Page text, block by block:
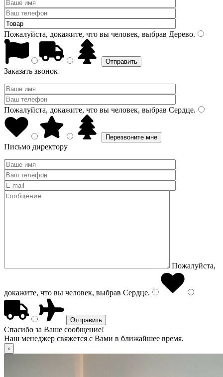
Пожалуйста, докажите, что вы человек, выбрав Дерево.
Заказать звонок
Пожалуйста, докажите, что вы человек, выбрав Сердце.
Письмо директору
Пожалуйста,
докажите, что вы человек, выбрав Сердце.
Спасибо за Ваше сообщение!
Наш менеджер свяжется с Вами в ближайшее время.